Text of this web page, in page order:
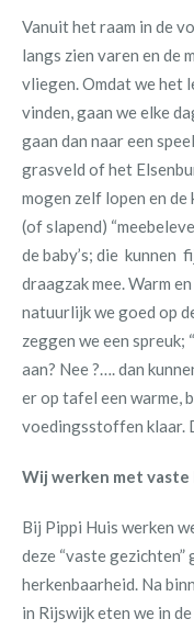
Vanuit het raam in de
langs zien varen en de
vliegen. Omdat we het
vinden, gaan we elke
gaan dan naar een
grasveld of het
mogen zelf lopen en
(of slapend)
de baby’s; die kunnen
draagzak mee. Warm
natuurlijk we goed op
zeggen we een
aan? Nee ?…. dan
er op tafel een warme,
voedingsstoffen klaar.
Wij werken met
Bij Pippi Huis werken
deze “vaste
herkenbaarheid. Na
in Rijswijk eten we in